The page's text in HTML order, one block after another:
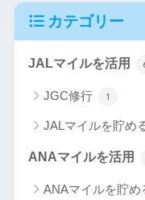
カテゴリー
JALマイルを活用
JGC修行 1
JALマイルを貯め
ANAマイルを活用
ANAマイルを貯め